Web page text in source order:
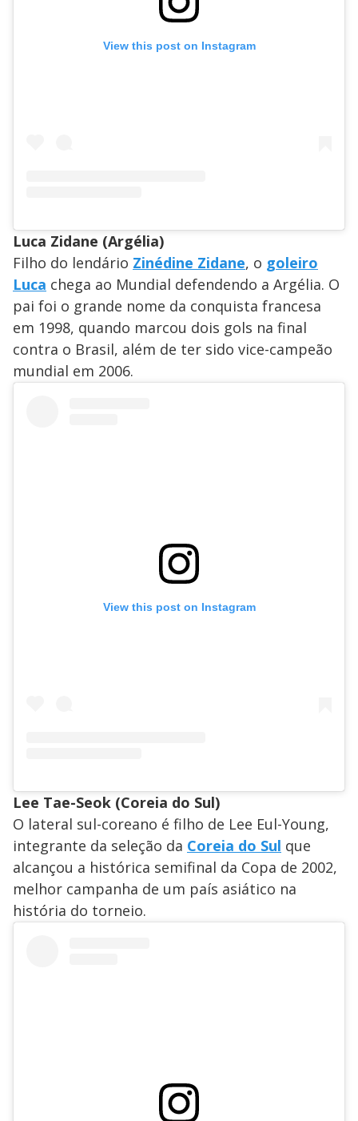
View this post on Instagram
Luca Zidane (Argélia)
Filho do lendário Zinédine Zidane, o goleiro
Luca chega ao Mundial defendendo a Argélia. O
pai foi o grande nome da conquista francesa
em 1998, quando marcou dois gols na final
contra o Brasil, além de ter sido vice-campeão
mundial em 2006.
View this post on Instagram
Lee Tae-Seok (Coreia do Sul)
O lateral sul-coreano é filho de Lee Eul-Young,
integrante da seleção da Coreia do Sul que
alcançou a histórica semifinal da Copa de 2002,
melhor campanha de um país asiático na
história do torneio.